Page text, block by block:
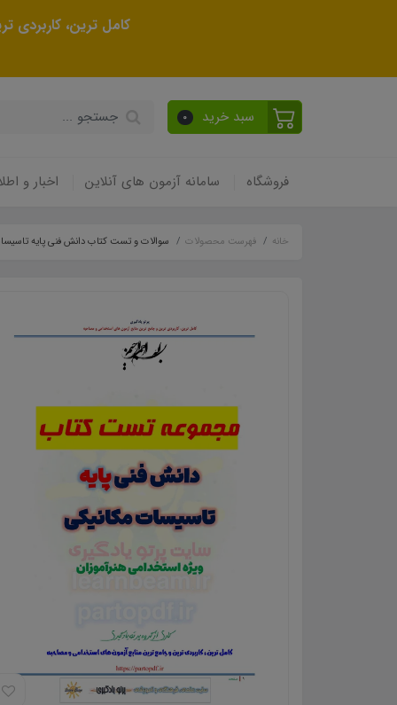
کامل ترین، کاربردی
سبد خرید 0
فروشگاه سامانه آزمون های آنلاین اخبار و
خانه فهرست محصولات سوالات و تست کتاب دانش فنی پایه